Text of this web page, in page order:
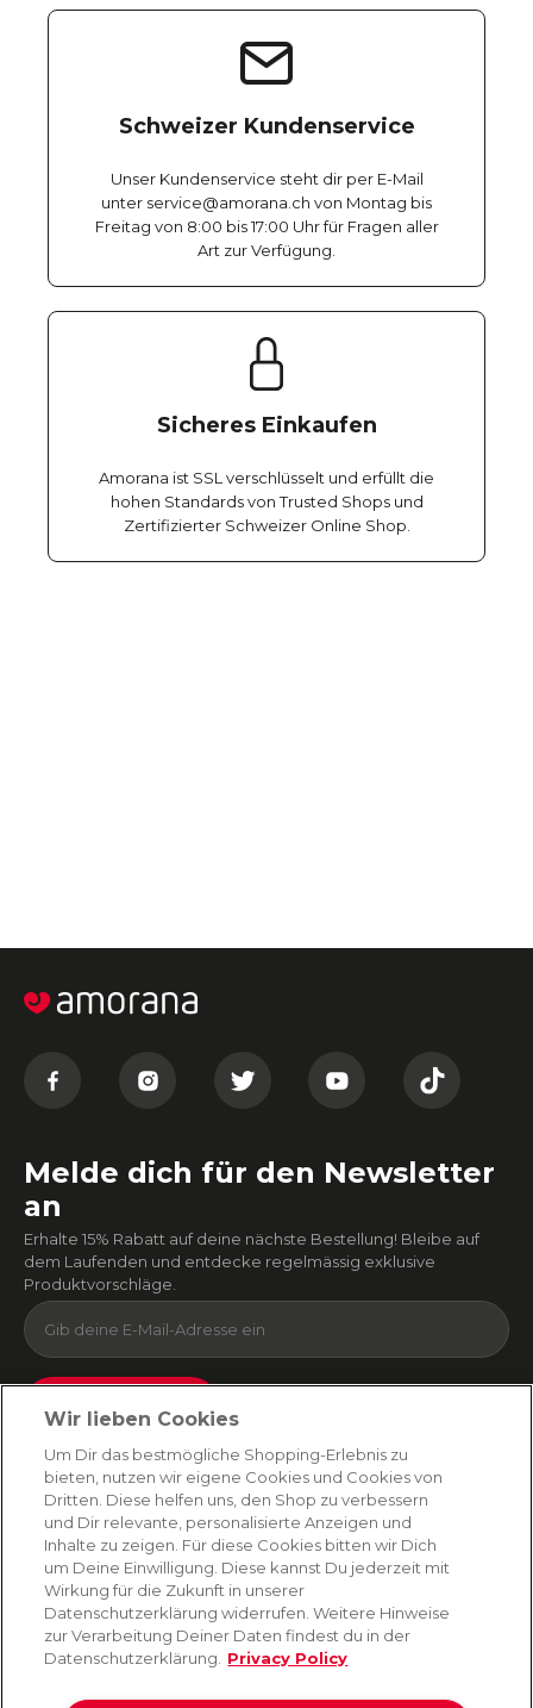
Schweizer Kundenservice
Unser Kundenservice steht dir per E-Mail
unter service@amorana.ch von Montag bis
Freitag von 8:00 bis 17:00 Uhr für Fragen aller
Art zur Verfügung.
Sicheres Einkaufen
Amorana ist SSL verschlüsselt und erfüllt die
hohen Standards von Trusted Shops und
Zertifizierter Schweizer Online Shop.
Melde dich für den Newsletter
an
Erhalte 15% Rabatt auf deine nächste Bestellung! Bleibe auf
dem Laufenden und entdecke regelmässig exklusive
Produktvorschläge.
Absenden
Du kannst dich jederzeit von unserem Newsletter abmelden. Indem du fortfährst, stimmst
du unseren E-Mail-Bedingungenund Datenschutzbestimmungen zu
AMORANA
MARKEN
SERVICE
Wir lieben Cookies
Um Dir das bestmögliche Shopping-Erlebnis zu
bieten, nutzen wir eigene Cookies und Cookies von
Dritten. Diese helfen uns, den Shop zu verbessern
und Dir relevante, personalisierte Anzeigen und
Inhalte zu zeigen. Für diese Cookies bitten wir Dich
um Deine Einwilligung. Diese kannst Du jederzeit mit
Wirkung für die Zukunft in unserer
Datenschutzerklärung widerrufen. Weitere Hinweise
zur Verarbeitung Deiner Daten findest du in der
Datenschutzerklärung.
Privacy Policy